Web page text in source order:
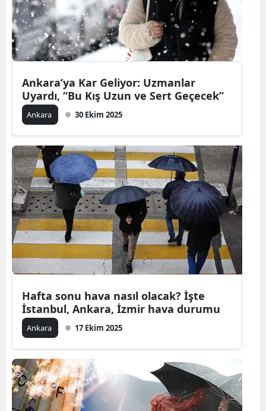
Ankara’ya Kar Geliyor: Uzmanlar
Uyardı, “Bu Kış Uzun ve Sert Geçecek”
Ankara 30 Ekim 2025
Hafta sonu hava nasıl olacak? İşte
İstanbul, Ankara, İzmir hava durumu
Ankara 17 Ekim 2025